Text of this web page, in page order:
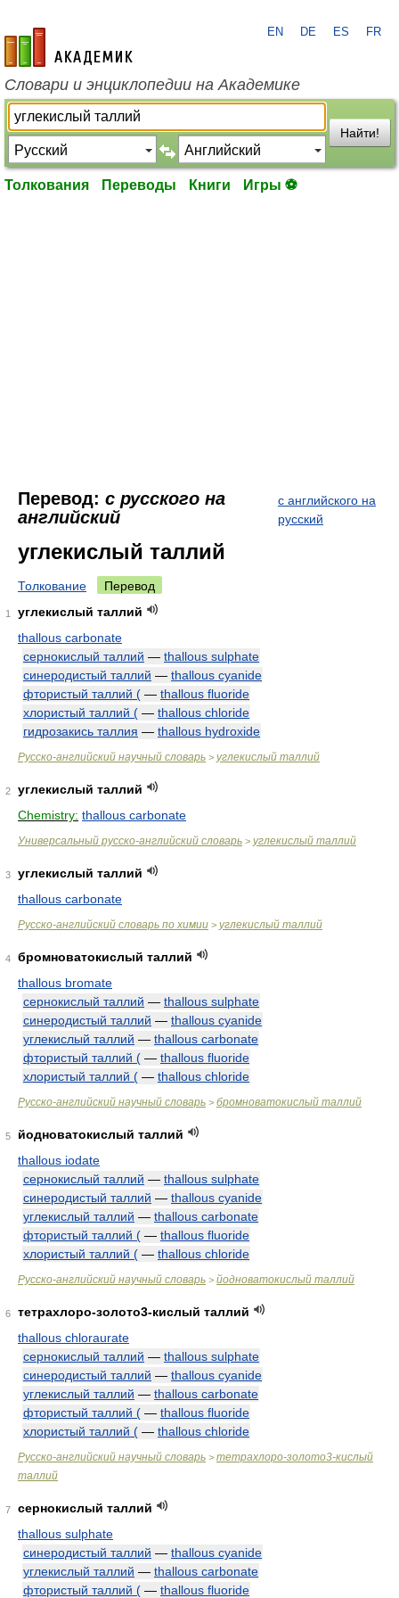
academic.ru
EN DE ES FR
Словари и энциклопедии на Академике
Найти!
Толкования Переводы Книги Игры ⚽
Перевод: с русского на
английский
с английского на
русский
углекислый таллий
Толкование Перевод
1
углекислый таллий
thallous carbonate
сернокислый таллий — thallous sulphate
синеродистый таллий — thallous cyanide
фтористый таллий ( — thallous fluoride
хлористый таллий ( — thallous chloride
гидрозакись таллия — thallous hydroxide
Русско-английский научный словарь > углекислый таллий
2
углекислый таллий
Chemistry: thallous carbonate
Универсальный русско-английский словарь > углекислый таллий
3
углекислый таллий
thallous carbonate
Русско-английский словарь по химии > углекислый таллий
4
бромноватокислый таллий
thallous bromate
сернокислый таллий — thallous sulphate
синеродистый таллий — thallous cyanide
углекислый таллий — thallous carbonate
фтористый таллий ( — thallous fluoride
хлористый таллий ( — thallous chloride
Русско-английский научный словарь > бромноватокислый таллий
5
йодноватокислый таллий
thallous iodate
сернокислый таллий — thallous sulphate
синеродистый таллий — thallous cyanide
углекислый таллий — thallous carbonate
фтористый таллий ( — thallous fluoride
хлористый таллий ( — thallous chloride
Русско-английский научный словарь > йодноватокислый таллий
6
тетрахлоро-золото3-кислый таллий
thallous chloraurate
сернокислый таллий — thallous sulphate
синеродистый таллий — thallous cyanide
углекислый таллий — thallous carbonate
фтористый таллий ( — thallous fluoride
хлористый таллий ( — thallous chloride
Русско-английский научный словарь > тетрахлоро-золото3-кислый
таллий
7
сернокислый таллий
thallous sulphate
синеродистый таллий — thallous cyanide
углекислый таллий — thallous carbonate
фтористый таллий ( — thallous fluoride